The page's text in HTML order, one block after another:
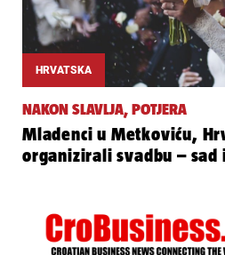
HRVATSKA
NAKON SLAVLJA, POTJERA
Mladenci u Metkoviću,
organizirali svadbu –